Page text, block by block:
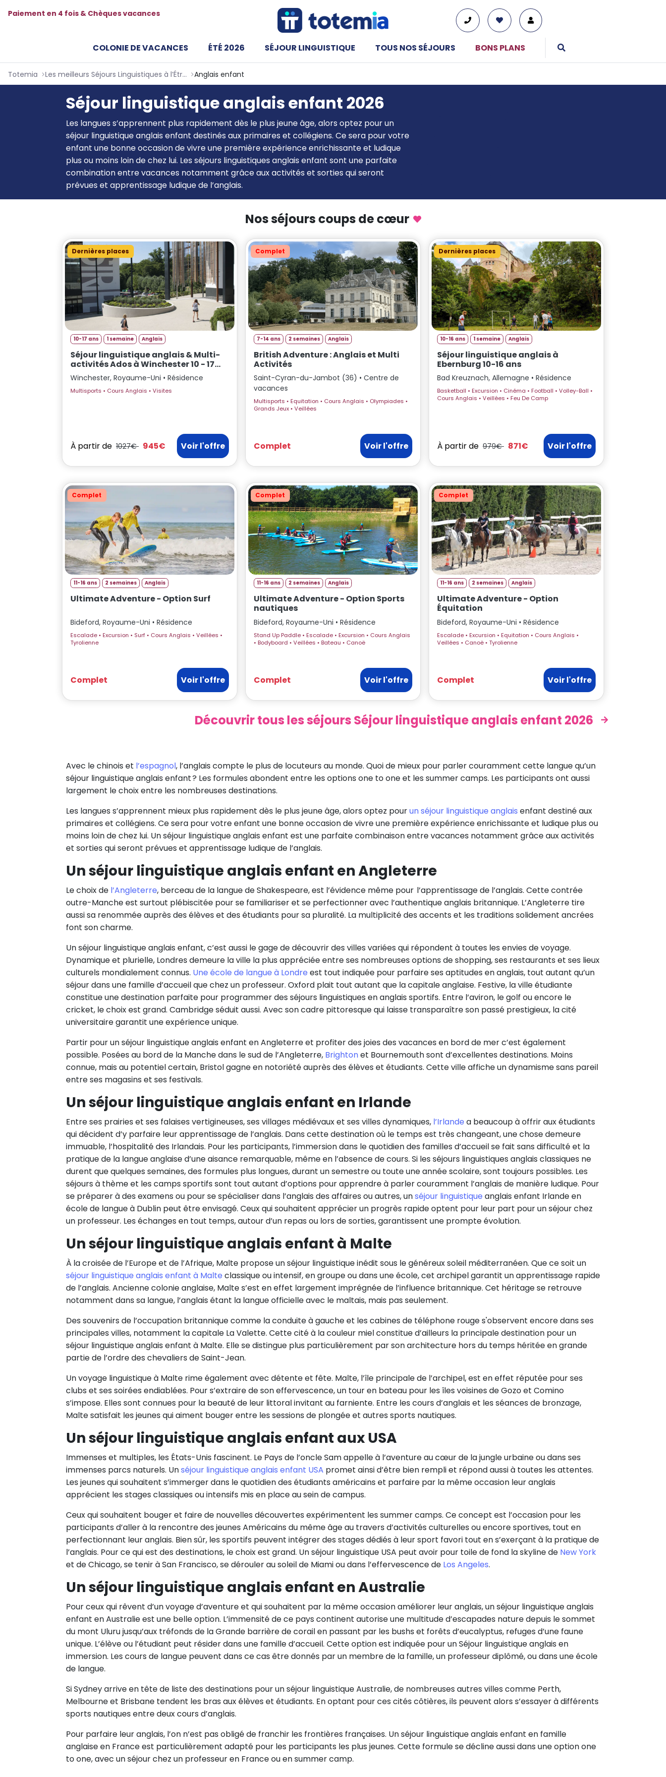
Paiement en 4 fois & Chèques vacances
COLONIE DE VACANCES ÉTÉ 2026 SÉJOUR LINGUISTIQUE TOUS NOS SÉJOURS BONS PLANS
Totemia Les meilleurs Séjours Linguistiques à l’Étranger - Totemia Anglais enfant
Séjour linguistique anglais enfant 2026
Les langues s’apprennent plus rapidement dès le plus jeune âge, alors optez pour un
séjour linguistique anglais enfant destinés aux primaires et collégiens. Ce sera pour votre
enfant une bonne occasion de vivre une première expérience enrichissante et ludique
plus ou moins loin de chez lui. Les séjours linguistiques anglais enfant sont une parfaite
combination entre vacances notamment grâce aux activités et sorties qui seront
prévues et apprentissage ludique de l’anglais.
Nos séjours coups de cœur
Dernières places
10-17 ans 1 semaine Anglais
Séjour linguistique anglais & Multi-
activités Ados à Winchester 10 - 17
ans
Winchester, Royaume-Uni • Résidence
Multisports • Cours Anglais • Visites
À partir de 1027€ 945€ Voir l'offre
Complet
7-14 ans 2 semaines Anglais
British Adventure : Anglais et Multi
Activités
Saint-Cyran-du-Jambot (36) • Centre de
vacances
Multisports • Equitation • Cours Anglais • Olympiades •
Grands Jeux • Veillées
Complet Voir l'offre
Dernières places
10-16 ans 1 semaine Anglais
Séjour linguistique anglais à
Ebernburg 10-16 ans
Bad Kreuznach, Allemagne • Résidence
Basketball • Excursion • Cinéma • Football • Volley-Ball •
Cours Anglais • Veillées • Feu De Camp
À partir de 979€ 871€ Voir l'offre
Complet
11-16 ans 2 semaines Anglais
Ultimate Adventure - Option Surf
Bideford, Royaume-Uni • Résidence
Escalade • Excursion • Surf • Cours Anglais • Veillées •
Tyrolienne
Complet Voir l'offre
Complet
11-16 ans 2 semaines Anglais
Ultimate Adventure - Option Sports
nautiques
Bideford, Royaume-Uni • Résidence
Stand Up Paddle • Escalade • Excursion • Cours Anglais
• Bodyboard • Veillées • Bateau • Canoë
Complet Voir l'offre
Complet
11-16 ans 2 semaines Anglais
Ultimate Adventure - Option
Équitation
Bideford, Royaume-Uni • Résidence
Escalade • Excursion • Equitation • Cours Anglais •
Veillées • Canoë • Tyrolienne
Complet Voir l'offre
Découvrir tous les séjours Séjour linguistique anglais enfant 2026
Avec le chinois et l’espagnol, l’anglais compte le plus de locuteurs au monde. Quoi de mieux pour parler couramment cette langue qu’un
séjour linguistique anglais enfant ? Les formules abondent entre les options one to one et les summer camps. Les participants ont aussi
largement le choix entre les nombreuses destinations.
Les langues s’apprennent mieux plus rapidement dès le plus jeune âge, alors optez pourun séjour linguistique anglais enfant destiné aux
primaires et collégiens. Ce sera pour votre enfant une bonne occasion de vivre une première expérience enrichissante et ludique plus ou
moins loin de chez lui. Un séjour linguistique anglais enfant est une parfaite combinaison entre vacances notamment grâce aux activités
et sorties qui seront prévues et apprentissage ludique de l’anglais.
Un séjour linguistique anglais enfant en Angleterre
Le choix de l’Angleterre, berceau de la langue de Shakespeare, est l’évidence même pour l’apprentissage de l’anglais. Cette contrée
outre-Manche est surtout plébiscitée pour se familiariser et se perfectionner avec l’authentique anglais britannique. L’Angleterre tire
aussi sa renommée auprès des élèves et des étudiants pour sa pluralité. La multiplicité des accents et les traditions solidement ancrées
font son charme.
Un séjour linguistique anglais enfant, c’est aussi le gage de découvrir des villes variées qui répondent à toutes les envies de voyage.
Dynamique et plurielle, Londres demeure la ville la plus appréciée entre ses nombreuses options de shopping, ses restaurants et ses lieux
culturels mondialement connus. Une école de langue à Londre est tout indiquée pour parfaire ses aptitudes en anglais, tout autant qu’un
séjour dans une famille d’accueil que chez un professeur. Oxford plait tout autant que la capitale anglaise. Festive, la ville étudiante
constitue une destination parfaite pour programmer des séjours linguistiques en anglais sportifs. Entre l’aviron, le golf ou encore le
cricket, le choix est grand. Cambridge séduit aussi. Avec son cadre pittoresque qui laisse transparaître son passé prestigieux, la cité
universitaire garantit une expérience unique.
Partir pour un séjour linguistique anglais enfant en Angleterre et profiter des joies des vacances en bord de mer c’est également
possible. Posées au bord de la Manche dans le sud de l’Angleterre, Brightonet Bournemouth sont d’excellentes destinations. Moins
connue, mais au potentiel certain, Bristol gagne en notoriété auprès des élèves et étudiants. Cette ville affiche un dynamisme sans pareil
entre ses magasins et ses festivals.
Un séjour linguistique anglais enfant en Irlande
Entre ses prairies et ses falaises vertigineuses, ses villages médiévaux et ses villes dynamiques, l’Irlande a beaucoup à offrir aux étudiants
qui décident d’y parfaire leur apprentissage de l’anglais. Dans cette destination où le temps est très changeant, une chose demeure
immuable, l’hospitalité des Irlandais. Pour les participants, l’immersion dans le quotidien des familles d’accueil se fait sans difficulté et la
pratique de la langue anglaise d’une aisance remarquable, même en l’absence de cours. Si les séjours linguistiques anglais classiques ne
durent que quelques semaines, des formules plus longues, durant un semestre ou toute une année scolaire, sont toujours possibles. Les
séjours à thème et les camps sportifs sont tout autant d’options pour apprendre à parler couramment l’anglais de manière ludique. Pour
se préparer à des examens ou pour se spécialiser dans l’anglais des affaires ou autres, unséjour linguistique anglais enfant Irlande en
école de langue à Dublin peut être envisagé. Ceux qui souhaitent apprécier un progrès rapide optent pour leur part pour un séjour chez
un professeur. Les échanges en tout temps, autour d’un repas ou lors de sorties, garantissent une prompte évolution.
Un séjour linguistique anglais enfant à Malte
À la croisée de l’Europe et de l’Afrique, Malte propose un séjour linguistique inédit sous le généreux soleil méditerranéen. Que ce soit un
séjour linguistique anglais enfant à Malte classique ou intensif, en groupe ou dans une école, cet archipel garantit un apprentissage rapide
de l’anglais. Ancienne colonie anglaise, Malte s’est en effet largement imprégnée de l’influence britannique. Cet héritage se retrouve
notamment dans sa langue, l’anglais étant la langue officielle avec le maltais, mais pas seulement.
Des souvenirs de l’occupation britannique comme la conduite à gauche et les cabines de téléphone rouge s'observent encore dans ses
principales villes, notamment la capitale La Valette. Cette cité à la couleur miel constitue d’ailleurs la principale destination pour un
séjour linguistique anglais enfant à Malte. Elle se distingue plus particulièrement par son architecture hors du temps héritée en grande
partie de l’ordre des chevaliers de Saint-Jean.
Un voyage linguistique à Malte rime également avec détente et fête. Malte, l’île principale de l’archipel, est en effet réputée pour ses
clubs et ses soirées endiablées. Pour s’extraire de son effervescence, un tour en bateau pour les îles voisines de Gozo et Comino
s’impose. Elles sont connues pour la beauté de leur littoral invitant au farniente. Entre les cours d’anglais et les séances de bronzage,
Malte satisfait les jeunes qui aiment bouger entre les sessions de plongée et autres sports nautiques.
Un séjour linguistique anglais enfant aux USA
Immenses et multiples, les États-Unis fascinent. Le Pays de l’oncle Sam appelle à l’aventure au cœur de la jungle urbaine ou dans ses
immenses parcs naturels. Unséjour linguistique anglais enfant USA promet ainsi d’être bien rempli et répond aussi à toutes les attentes.
Les jeunes qui souhaitent s’immerger dans le quotidien des étudiants américains et parfaire par la même occasion leur anglais
apprécient les stages classiques ou intensifs mis en place au sein de campus.
Ceux qui souhaitent bouger et faire de nouvelles découvertes expérimentent les summer camps. Ce concept est l’occasion pour les
participants d’aller à la rencontre des jeunes Américains du même âge au travers d’activités culturelles ou encore sportives, tout en
perfectionnant leur anglais. Bien sûr, les sportifs peuvent intégrer des stages dédiés à leur sport favori tout en s’exerçant à la pratique de
l’anglais. Pour ce qui est des destinations, le choix est grand. Un séjour linguistique USA peut avoir pour toile de fond la skyline de New York
et de Chicago, se tenir à San Francisco, se dérouler au soleil de Miami ou dans l’effervescence de Los Angeles.
Un séjour linguistique anglais enfant en Australie
Pour ceux qui rêvent d’un voyage d’aventure et qui souhaitent par la même occasion améliorer leur anglais, un séjour linguistique anglais
enfant en Australie est une belle option. L’immensité de ce pays continent autorise une multitude d’escapades nature depuis le sommet
du mont Uluru jusqu’aux tréfonds de la Grande barrière de corail en passant par les bushs et forêts d’eucalyptus, refuges d’une faune
unique. L’élève ou l’étudiant peut résider dans une famille d’accueil. Cette option est indiquée pour un Séjour linguistique anglais en
immersion. Les cours de langue peuvent dans ce cas être donnés par un membre de la famille, un professeur diplômé, ou dans une école
de langue.
Si Sydney arrive en tête de liste des destinations pour un séjour linguistique Australie, de nombreuses autres villes comme Perth,
Melbourne et Brisbane tendent les bras aux élèves et étudiants. En optant pour ces cités côtières, ils peuvent alors s’essayer à différents
sports nautiques entre deux cours d’anglais.
Pour parfaire leur anglais, l’on n’est pas obligé de franchir les frontières françaises. Un séjour linguistique anglais enfant en famille
anglaise en France est particulièrement adapté pour les participants les plus jeunes. Cette formule se décline aussi dans une option one
to one, avec un séjour chez un professeur en France ou en summer camp.